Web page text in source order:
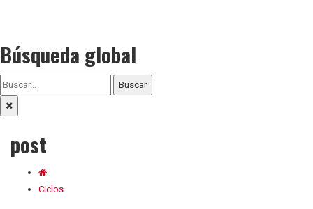
Búsqueda global
Buscar
post
Ciclos